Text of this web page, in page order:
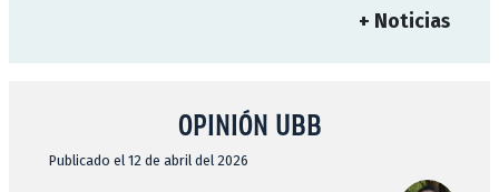
+ Noticias
OPINIÓN UBB
Publicado el 12 de abril del 2026